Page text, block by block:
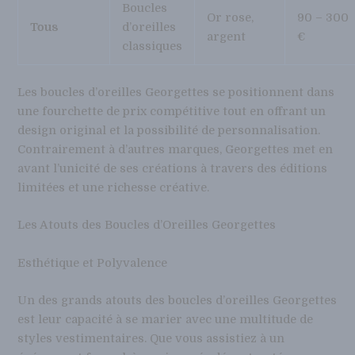
Tous
Boucles
d’oreilles
classiques
Or rose,
argent
90 – 300
€
Les boucles d’oreilles Georgettes se positionnent dans
une fourchette de prix compétitive tout en offrant un
design original et la possibilité de personnalisation.
Contrairement à d’autres marques, Georgettes met en
avant l’unicité de ses créations à travers des éditions
limitées et une richesse créative.
Les Atouts des Boucles d’Oreilles Georgettes
Esthétique et Polyvalence
Un des grands atouts des boucles d’oreilles Georgettes
est leur capacité à se marier avec une multitude de
styles vestimentaires. Que vous assistiez à un